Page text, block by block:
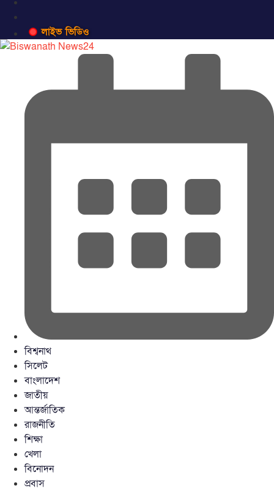
লাইভ ভিডিও
বিশ্বনাথ
সিলেট
বাংলাদেশ
জাতীয়
আন্তর্জাতিক
রাজনীতি
শিক্ষা
খেলা
বিনোদন
প্রবাস